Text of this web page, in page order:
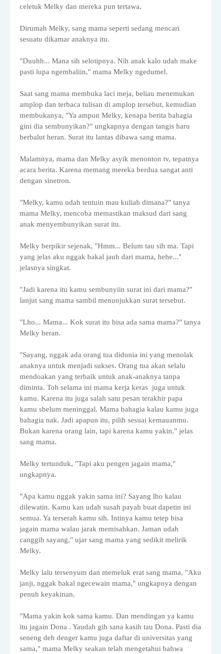
celetuk Melky dan mereka pun tertawa.
Dirumah Melky, sang mama seperti sedang mencari
sesuatu dikamar anaknya itu.
"Duuhh... Mana sih selotipnya. Nih anak kalo udah make
pasti lupa ngembaliin," mama Melky ngedumel.
Saat sang mama membuka laci meja, beliau menemukan
amplop dan terbaca tulisan di amplop tersebut, kemudian
membukanya, "Ya ampun Melky, kenapa berita bahagia
gini dia sembunyikan?" ungkapnya dengan tangis haru
berbalut heran. Surat itu lantas dibawa sang mama.
Malamnya, mama dan Melky asyik menonton tv, tepatnya
acara berita. Karena memang mereka berdua sangat anti
dengan sinetron.
"Melky, kamu udah tentuin mau kuliah dimana?" tanya
mama Melky, mencoba memastikan maksud dari sang
anak menyembunyikan surat itu.
Melky berpikir sejenak, "Hmm... Belum tau sih ma. Tapi
yang jelas aku nggak bakal jauh dari mama, hehe..."
jelasnya singkat.
"Jadi karena itu kamu sembunyiin surat ini dari mama?"
lanjut sang mama sambil menunjukkan surat tersebut.
"Lho... Mama... Kok surat itu bisa ada sama mama?" tanya
Melky heran.
"Sayang, nggak ada orang tua didunia ini yang menolak
anaknya untuk menjadi sukses. Orang tua akan selalu
mendoakan yang terbaik untuk anak-anaknya tanpa
diminta. Toh selama ini mama kerja keras juga untuk
kamu. Karena itu juga salah satu pesan terakhir papa
kamu sbelum meninggal. Mama bahagia kalau kamu juga
bahagia nak. Jadi apapun itu, pilih sesuai kemauanmu.
Bukan karena orang lain, tapi karena kamu yakin," jelas
sang mama.
Melky tertunduk, "Tapi aku pengen jagain mama,"
ungkapnya.
"Apa kamu nggak yakin sama ini? Sayang lho kalau
dilewatin. Kamu kan udah susah payah buat dapetin ini
semua. Ya terserah kamu sih. Intinya kamu tetep bisa
jagain mama walau jarak memisahkan. Jaman udah
canggih sayang," ujar sang mama yang sedikit melirik
Melky.
Melky lalu tersenyum dan memeluk erat sang mama, "Aku
janji, nggak bakal ngecewain mama," ungkapnya dengan
penuh keyakinan.
"Mama yakin kok sama kamu. Dan mendingan ya kamu
itu jagain Dona . Yaudah gih sana kasih tau Dona. Pasti dia
seneng deh denger kamu juga daftar di universitas yang
sama," mama Melky seakan telah mengetahui bahwa